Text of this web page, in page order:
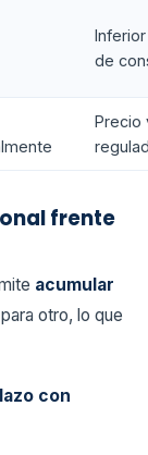
de
Precio
frente
acumular
otro, lo que
con